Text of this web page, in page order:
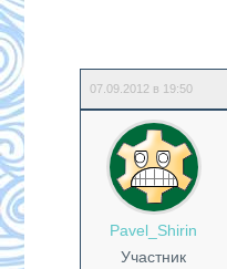
07.09.2012 в 19:50
Pavel_Shirin
Участник